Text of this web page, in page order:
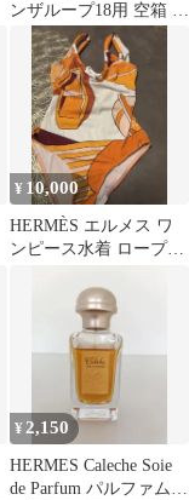
ンザループ18用 空箱 ギ
フトボックス リボン付
¥ 10,000
HERMÈS エルメス ワ
ンピース水着 ロープス
¥ 2,150
HERMES Caleche Soie
de Parfum パルファム